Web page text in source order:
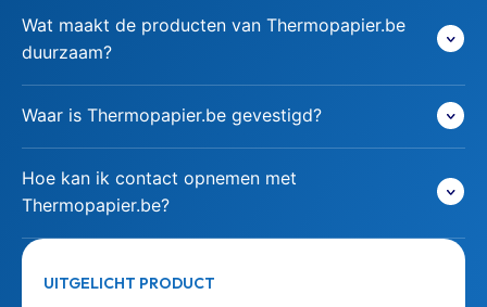
Wat maakt de producten van Thermopapier.be
duurzaam?
Waar is Thermopapier.be gevestigd?
Hoe kan ik contact opnemen met
Thermopapier.be?
UITGELICHT PRODUCT